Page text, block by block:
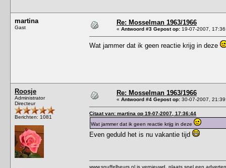
martina
Gast
Re: Mosselman 1963/1966
« Antwoord #3 Gepost op: 19-07-2007,
Wat jammer dat ik geen reactie krijg in deze
Roosje
Administrator
Directeur
Berichten: 1081
Re: Mosselman 1963/1966
« Antwoord #4 Gepost op: 30-07-2007,
Citaat van: martina op 19-07-2007, 17:36:44
Wat jammer dat ik geen reactie krijg in deze
Even geduld het is nu vakantie tijd
www.snuffelbeurs.nl is vernieuwd, plaats snel een